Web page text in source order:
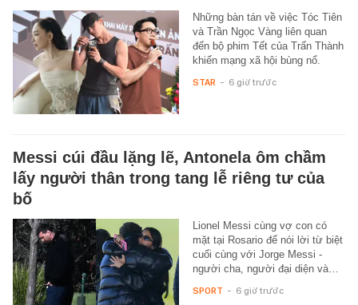
Những bàn tán về việc Tóc Tiên
và Trần Ngọc Vàng liên quan
đến bộ phim Tết của Trấn Thành
khiến mạng xã hội bùng nổ.
STAR - 6 giờ trước
Messi cúi đầu lặng lẽ, Antonela ôm chầm
lấy người thân trong tang lễ riêng tư của
bố
Lionel Messi cùng vợ con có
mặt tại Rosario để nói lời từ biệt
cuối cùng với Jorge Messi -
người cha, người đại diện và…
SPORT - 6 giờ trước